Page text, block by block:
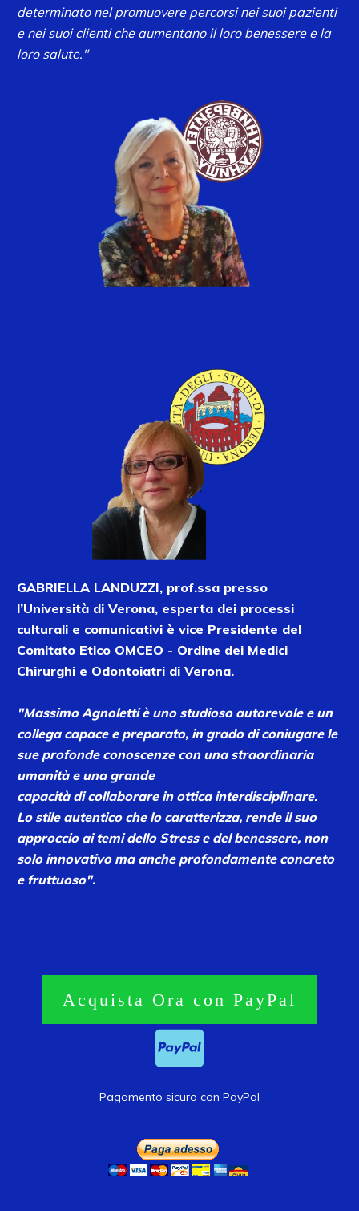
determinato nel promuovere percorsi nei suoi pazienti
e nei suoi clienti che aumentano il loro benessere e la
loro salute."
GABRIELLA LANDUZZI, prof.ssa presso
l’Università di Verona, esperta dei processi
culturali e comunicativi è vice Presidente del
Comitato Etico OMCEO - Ordine dei Medici
Chirurghi e Odontoiatri di Verona.
"Massimo Agnoletti è uno studioso autorevole e un
collega capace e preparato, in grado di coniugare le
sue profonde conoscenze con una straordinaria
umanità e una grande
capacità di collaborare in ottica interdisciplinare.
Lo stile autentico che lo caratterizza, rende il suo
approccio ai temi dello Stress e del benessere, non
solo innovativo ma anche profondamente concreto
e fruttuoso".
Acquista Ora con PayPal
Pagamento sicuro con PayPal